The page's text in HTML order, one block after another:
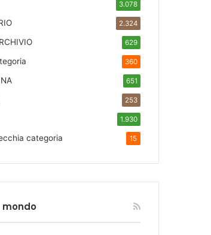
3.078
2.324
629
360
651
253
1.930
categoria 15
mondo